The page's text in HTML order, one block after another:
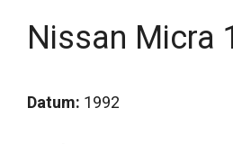
Nissan Micra
Datum: 1992